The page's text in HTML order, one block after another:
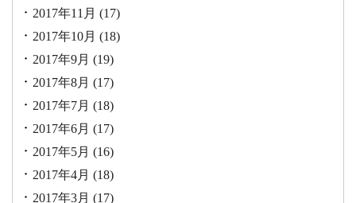
2017年11月 (17)
2017年10月 (18)
2017年9月 (19)
2017年8月 (17)
2017年7月 (18)
2017年6月 (17)
2017年5月 (16)
2017年4月 (18)
2017年3月 (17)